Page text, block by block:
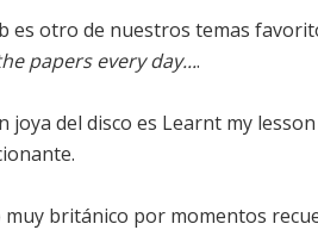
es otro de nuestros temas
papers every day....
joya del disco es Learnt my
británico por momentos